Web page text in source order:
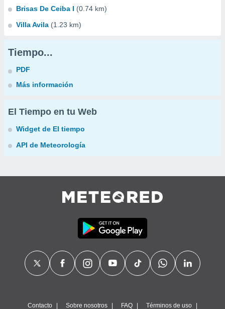
Brisas De Ceiba I (0.74 km)
Villa Avila (1.23 km)
Tiempo...
PDF
Más información
El Tiempo en tu Web
Widget de El tiempo
API de Meteorología
Contacto Sobre nosotros FAQ Términos de uso